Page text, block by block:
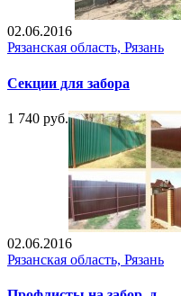
02.06.2016
Рязанская область, Рязань
Секции для забора
1 740 руб.
02.06.2016
Рязанская область, Рязань